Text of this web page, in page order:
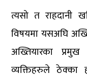
त्यसो त राहदानी
विषयमा यसअघि
अख्तियारका
व्यक्तिहरुले ठेक्का